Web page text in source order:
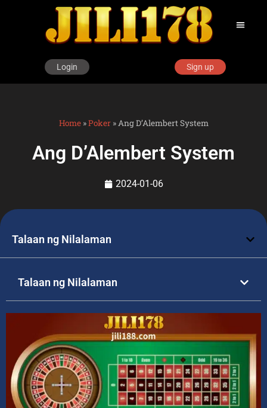
Login Sign up
Home»Poker»Ang D’Alembert System
Ang D’Alembert System
2024-01-06
Talaan ng Nilalaman
Talaan ng Nilalaman